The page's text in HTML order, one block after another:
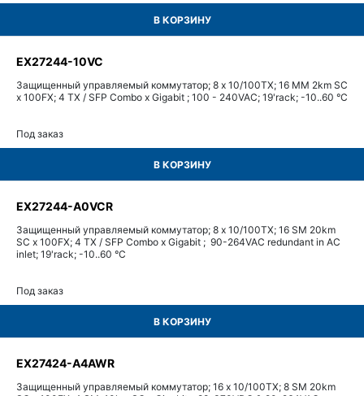
В КОРЗИНУ
EX27244-10VC
Защищенный управляемый коммутатор; 8 x 10/100TX; 16 MM 2km SC
x 100FX; 4 TX / SFP Combo x Gigabit ; 100 - 240VAC; 19'rack; -10..60 °C
Под заказ
В КОРЗИНУ
EX27244-A0VCR
Защищенный управляемый коммутатор; 8 x 10/100TX; 16 SM 20km
SC x 100FX; 4 TX / SFP Combo x Gigabit ; 90-264VAC redundant in AC
inlet; 19'rack; -10..60 °C
Под заказ
В КОРЗИНУ
EX27424-A4AWR
Защищенный управляемый коммутатор; 16 x 10/100TX; 8 SM 20km